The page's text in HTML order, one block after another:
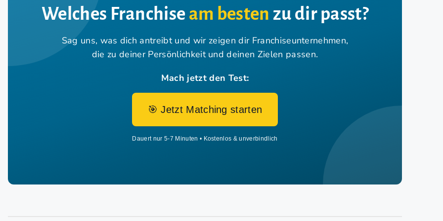
Welches Franchise am besten zu dir passt?
Sag uns, was dich antreibt und wir zeigen dir Franchiseunternehmen,
die zu deiner Persönlichkeit und deinen Zielen passen.
Mach jetzt den Test:
🎯 Jetzt Matching starten
Dauert nur 5-7 Minuten • Kostenlos & unverbindlich